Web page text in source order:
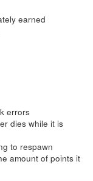
earned
errors
dies while it is
to respawn
amount of points it